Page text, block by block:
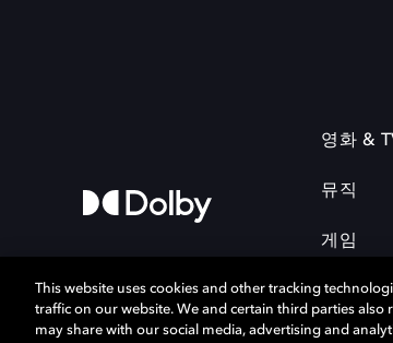
영화 &
뮤직
게임
This website uses cookies and other tracking
traffic on our website. We and certain third parties
may share with our social media, advertising and